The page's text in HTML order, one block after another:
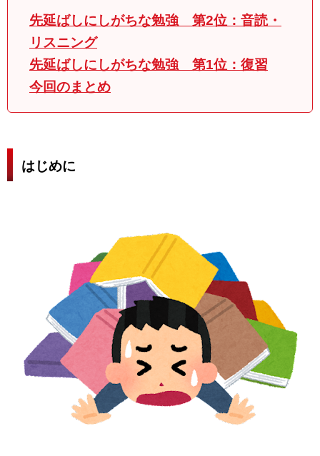
先延ばしにしがちな勉強 第2位：音読・
リスニング
先延ばしにしがちな勉強 第1位：復習
今回のまとめ
はじめに